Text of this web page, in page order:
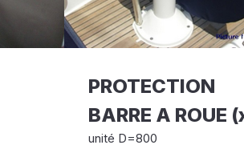
PROTECTION
BARRE A ROUE
unité D=800